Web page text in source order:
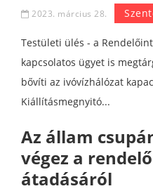
2023. március 28.
Testületi ülés - a
kapcsolatos ügyet is
bővíti az ivóvízhálózat
Kiállításmegnyitó...
Az állam
végez a
átadásáról